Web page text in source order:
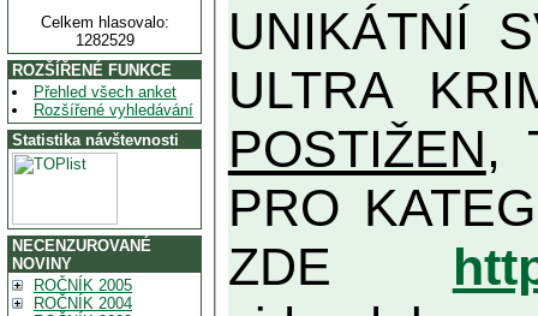
Celkem hlasovalo:
1282529
ROZŠÍŘENÉ FUNKCE
Přehled všech anket
Rozšířené vyhledávání
Statistika návštevnosti
NECENZUROVANÉ
NOVINY
ROČNÍK 2005
ROČNÍK 2004
UNIKÁTNÍ SVĚDECTVÍ ZE SOUČASNOSTI: PŘEDSEDA VLASTIZRÁDNÉ VLÁDY KGB MIMOŘÁDNĚ DETAILNĚ O
ULTRA
POSTIŽEN,
PRO KATEGORII TĚCH VŮBEC
ZDE